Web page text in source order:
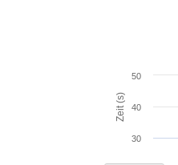
Zeit (s)
30
40
50